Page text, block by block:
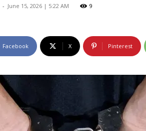
- June 15, 2026 | 5:22 AM 9
Facebook X Pinterest